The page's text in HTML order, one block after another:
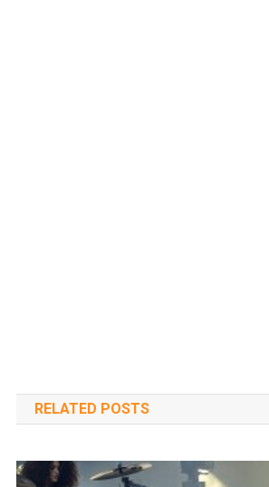
RELATED POSTS